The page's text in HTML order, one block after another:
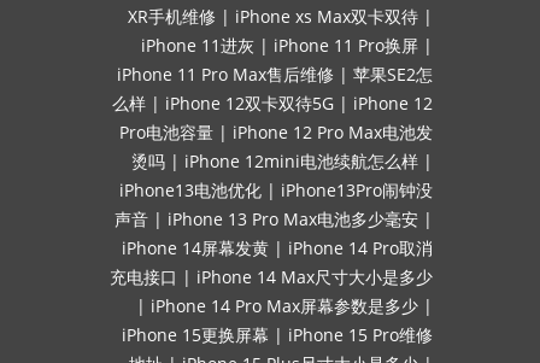
XR手机维修 | iPhone xs Max双卡双待 |
iPhone 11进灰 | iPhone 11 Pro换屏 |
iPhone 11 Pro Max售后维修 | 苹果SE2怎
么样 | iPhone 12双卡双待5G | iPhone 12
Pro电池容量 | iPhone 12 Pro Max电池发
烫吗 | iPhone 12mini电池续航怎么样 |
iPhone13电池优化 | iPhone13Pro闹钟没
声音 | iPhone 13 Pro Max电池多少毫安 |
iPhone 14屏幕发黄 | iPhone 14 Pro取消
充电接口 | iPhone 14 Max尺寸大小是多少
| iPhone 14 Pro Max屏幕参数是多少 |
iPhone 15更换屏幕 | iPhone 15 Pro维修